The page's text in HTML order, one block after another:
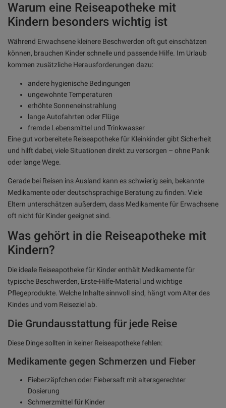
Warum eine Reiseapotheke mit
Kindern besonders wichtig ist
Während Erwachsene kleinere Beschwerden oft gut einschätzen
können, brauchen Kinder schnelle und passende Hilfe. Im Urlaub
kommen zusätzliche Herausforderungen dazu:
andere hygienische Bedingungen
ungewohnte Temperaturen
erhöhte Sonneneinstrahlung
lange Autofahrten oder Flüge
fremde Lebensmittel und Trinkwasser
Eine gut vorbereitete Reiseapotheke für Kleinkinder gibt Sicherheit
und hilft dabei, viele Situationen direkt zu versorgen – ohne Panik
oder lange Wege.
Gerade bei Reisen ins Ausland kann es schwierig sein, bekannte
Medikamente oder deutschsprachige Beratung zu finden. Viele
Eltern unterschätzen außerdem, dass Medikamente für Erwachsene
oft nicht für Kinder geeignet sind.
Was gehört in die Reiseapotheke mit
Kindern?
Die ideale Reiseapotheke für Kinder enthält Medikamente für
typische Beschwerden, Erste-Hilfe-Material und wichtige
Pflegeprodukte. Welche Inhalte sinnvoll sind, hängt vom Alter des
Kindes und vom Reiseziel ab.
Die Grundausstattung für jede Reise
Diese Dinge sollten in keiner Reiseapotheke fehlen:
Medikamente gegen Schmerzen und Fieber
Fieberzäpfchen oder Fiebersaft mit altersgerechter
Dosierung
Schmerzmittel für Kinder